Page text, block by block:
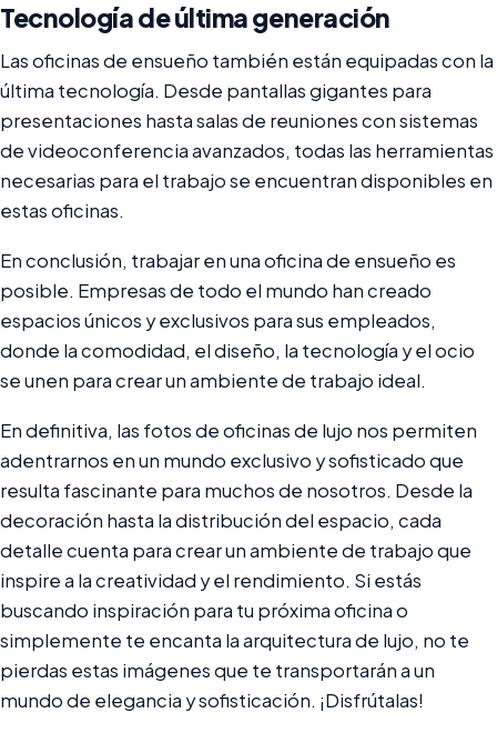
Tecnología de última generación
Las oficinas de ensueño también están equipadas con la
última tecnología. Desde pantallas gigantes para
presentaciones hasta salas de reuniones con sistemas
de videoconferencia avanzados, todas las herramientas
necesarias para el trabajo se encuentran disponibles en
estas oficinas.
En conclusión, trabajar en una oficina de ensueño es
posible. Empresas de todo el mundo han creado
espacios únicos y exclusivos para sus empleados,
donde la comodidad, el diseño, la tecnología y el ocio
se unen para crear un ambiente de trabajo ideal.
En definitiva, las fotos de oficinas de lujo nos permiten
adentrarnos en un mundo exclusivo y sofisticado que
resulta fascinante para muchos de nosotros. Desde la
decoración hasta la distribución del espacio, cada
detalle cuenta para crear un ambiente de trabajo que
inspire a la creatividad y el rendimiento. Si estás
buscando inspiración para tu próxima oficina o
simplemente te encanta la arquitectura de lujo, no te
pierdas estas imágenes que te transportarán a un
mundo de elegancia y sofisticación. ¡Disfrútalas!